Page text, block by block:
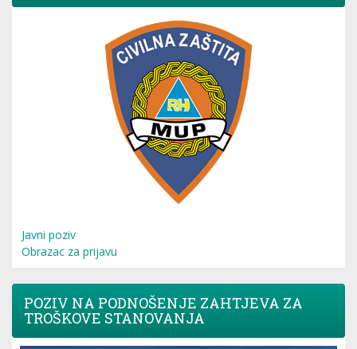
Javni poziv
Obrazac za prijavu
POZIV NA PODNOŠENJE ZAHTJEVA ZA
TROŠKOVE STANOVANJA